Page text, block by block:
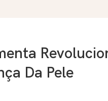
Da Pele